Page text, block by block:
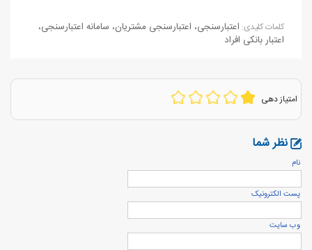
كلمات كليدی: اعتبارسنجی، اعتبارسنجی مشتریان، سامانه اعتبارسنجی،
اعتبار بانکی افراد
امتیاز دهی
نظر شما
نام
پست الكترونيک
وب سایت